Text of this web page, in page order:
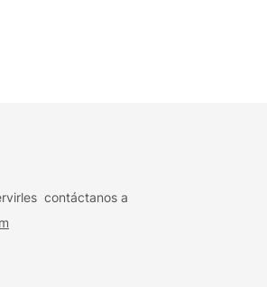
contáctanos a